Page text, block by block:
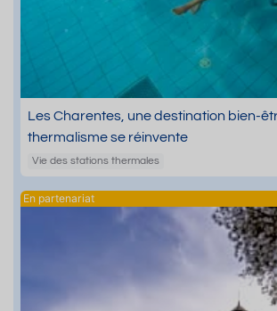
Les Charentes, une destination bien-
thermalisme se réinvente
Vie des stations thermales